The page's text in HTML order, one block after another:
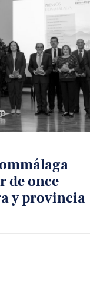
de once
y provincia